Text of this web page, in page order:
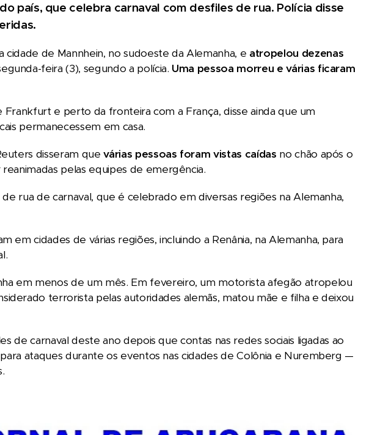
país, que celebra carnaval com desfiles de rua. Polícia disse
de Mannhein, no sudoeste da Alemanha, e atropelou dezenas
feira (3), segundo a polícia. Uma pessoa morreu e várias ficaram
e perto da fronteira com a França, disse ainda que um
permanecessem em casa.
disseram quevárias pessoas foram vistas caídas no chão após o
pelas equipes de emergência.
rua de carnaval, que é celebrado em diversas regiões na Alemanha,
em cidades de várias regiões, incluindo a Renânia, na Alemanha, para
em menos de um mês. Em fevereiro, um motorista afegão atropelou
terrorista pelas autoridades alemãs, matou mãe e filha e deixou
de carnaval deste ano depois que contas nas redes sociais ligadas ao
ataques durante os eventos nas cidades de Colônia e Nuremberg —